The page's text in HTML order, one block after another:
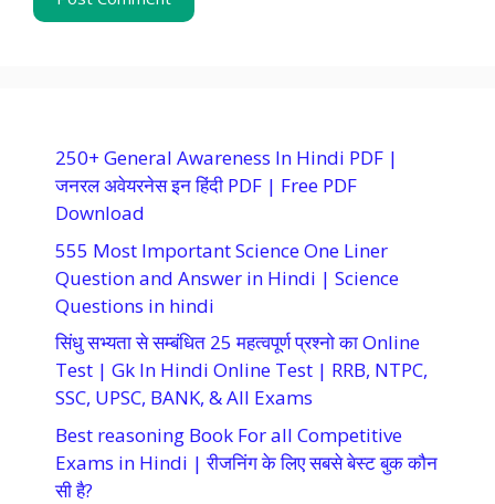
250+ General Awareness In Hindi PDF |
जनरल अवेयरनेस इन हिंदी PDF | Free PDF
Download
555 Most Important Science One Liner
Question and Answer in Hindi | Science
Questions in hindi
सिंधु सभ्यता से सम्बंधित 25 महत्वपूर्ण प्रश्नो का Online
Test | Gk In Hindi Online Test | RRB, NTPC,
SSC, UPSC, BANK, & All Exams
Best reasoning Book For all Competitive
Exams in Hindi | रीजनिंग के लिए सबसे बेस्ट बुक कौन
सी है?